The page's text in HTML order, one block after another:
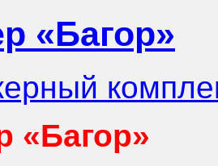
«Багор»
«Багор»